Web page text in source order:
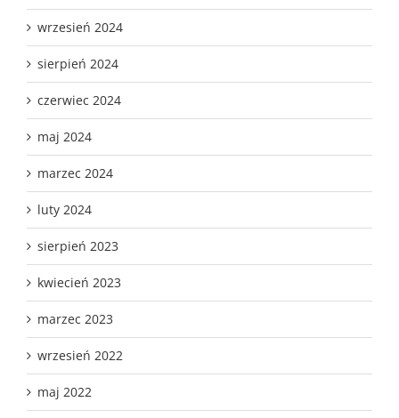
wrzesień 2024
sierpień 2024
czerwiec 2024
maj 2024
marzec 2024
luty 2024
sierpień 2023
kwiecień 2023
marzec 2023
wrzesień 2022
maj 2022